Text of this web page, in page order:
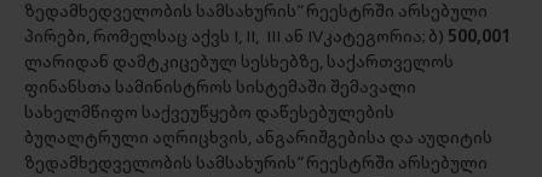
ზედამხედველობის სამსახურის“ რეესტრში არსებული
პირები, რომელსაც აქვს I, II, III ან IVკატეგორია; ბ) 500,001
ლარიდან დამტკიცებულ სესხებზე, საქართველოს
ფინანსთა სამინისტროს სისტემაში შემავალი
სახელმწიფო საქვეუწყებო დაწესებულების
ბუღალტრული აღრიცხვის, ანგარიშგებისა და აუდიტის
ზედამხედველობის სამსახურის“ რეესტრში არსებული